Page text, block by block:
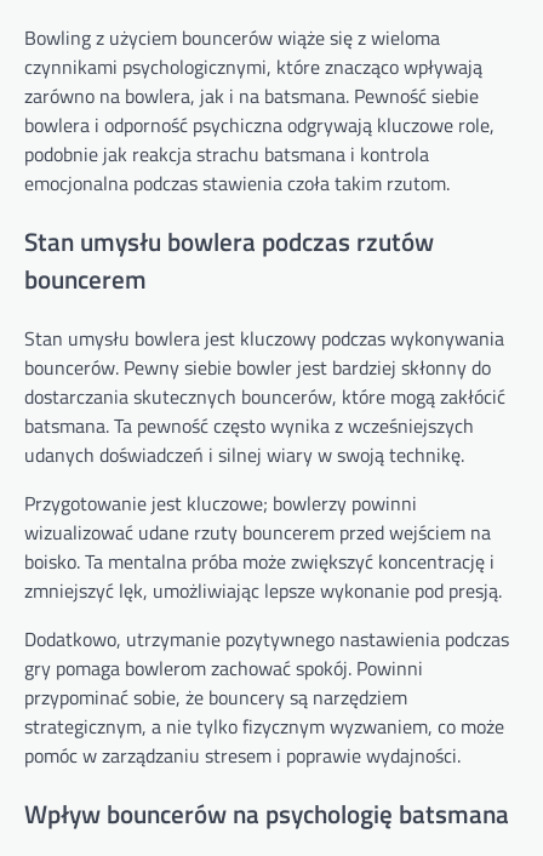
Bowling z użyciem bouncerów wiąże się z wieloma
czynnikami psychologicznymi, które znacząco wpływają
zarówno na bowlera, jak i na batsmana. Pewność siebie
bowlera i odporność psychiczna odgrywają kluczowe role,
podobnie jak reakcja strachu batsmana i kontrola
emocjonalna podczas stawienia czoła takim rzutom.
Stan umysłu bowlera podczas rzutów
bouncerem
Stan umysłu bowlera jest kluczowy podczas wykonywania
bouncerów. Pewny siebie bowler jest bardziej skłonny do
dostarczania skutecznych bouncerów, które mogą zakłócić
batsmana. Ta pewność często wynika z wcześniejszych
udanych doświadczeń i silnej wiary w swoją technikę.
Przygotowanie jest kluczowe; bowlerzy powinni
wizualizować udane rzuty bouncerem przed wejściem na
boisko. Ta mentalna próba może zwiększyć koncentrację i
zmniejszyć lęk, umożliwiając lepsze wykonanie pod presją.
Dodatkowo, utrzymanie pozytywnego nastawienia podczas
gry pomaga bowlerom zachować spokój. Powinni
przypominać sobie, że bouncery są narzędziem
strategicznym, a nie tylko fizycznym wyzwaniem, co może
pomóc w zarządzaniu stresem i poprawie wydajności.
Wpływ bouncerów na psychologię batsmana